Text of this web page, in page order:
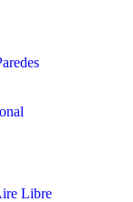
Libre